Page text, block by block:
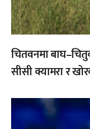
चितवनमा
सीसी क्यामरा र
,